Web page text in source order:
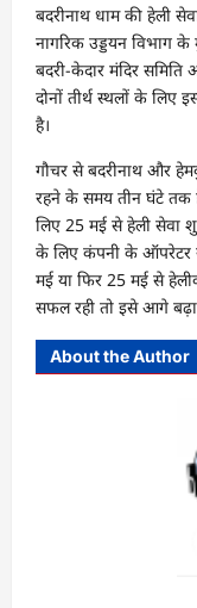
बदरीनाथ धाम की हेली
नागरिक उड्डयन विभाग के
बदरी-केदार मंदिर समिति
दोनों तीर्थ स्थलों के लिए
है।
गौचर से बदरीनाथ और
रहने के समय तीन घंटे तक
लिए 25 मई से हेली सेवा
के लिए कंपनी के ऑपरेटर
मई या फिर 25 मई से
सफल रही तो इसे आगे
About the Author